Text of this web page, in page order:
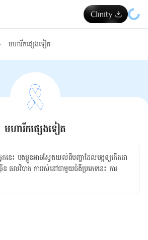
មហារីកផ្សេងទៀត
មហារីកផ្សេងទៀត
ក​នេះ ​បងប្អូន​អាច​ស្វែងយល់​ពី​បញ្ហា​ដែល​បង្ក​ឲ្យ​កើត​ជា​
ន​​​ ​ផលវិបាក ​ការ​រស់​នៅ​ជា​មួយ​ជំងឺប្រភេទ​នេះ ការ